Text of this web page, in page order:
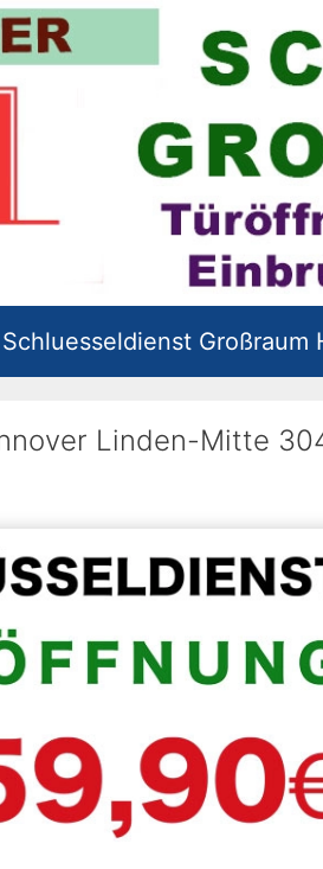
Schluesseldienst Großraum
Linden-Mitte